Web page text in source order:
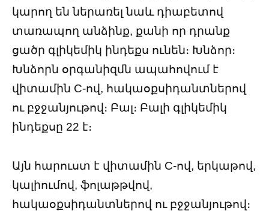
կարող են ներառել նաև դիաբետով
տառապող անձինք, քանի որ դրանք
ցածր գլիկեմիկ ինդեքս ունեն։ Խնձոր։
Խնձորն օրգանիզմն ապահովում է
վիտամին C-ով, հակաօքսիդանտներով
ու բջջանյութով։ Բալ։ Բալի գլիկեմիկ
ինդեքսը 22 է։
Այն հարուստ է վիտամին C-ով, երկաթով,
կալիումով, ֆոլաթթվով,
հակաօքսիդանտներով ու բջջանյութով։